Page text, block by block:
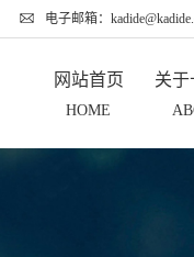
电子邮箱：
网站首页
HOME
关于